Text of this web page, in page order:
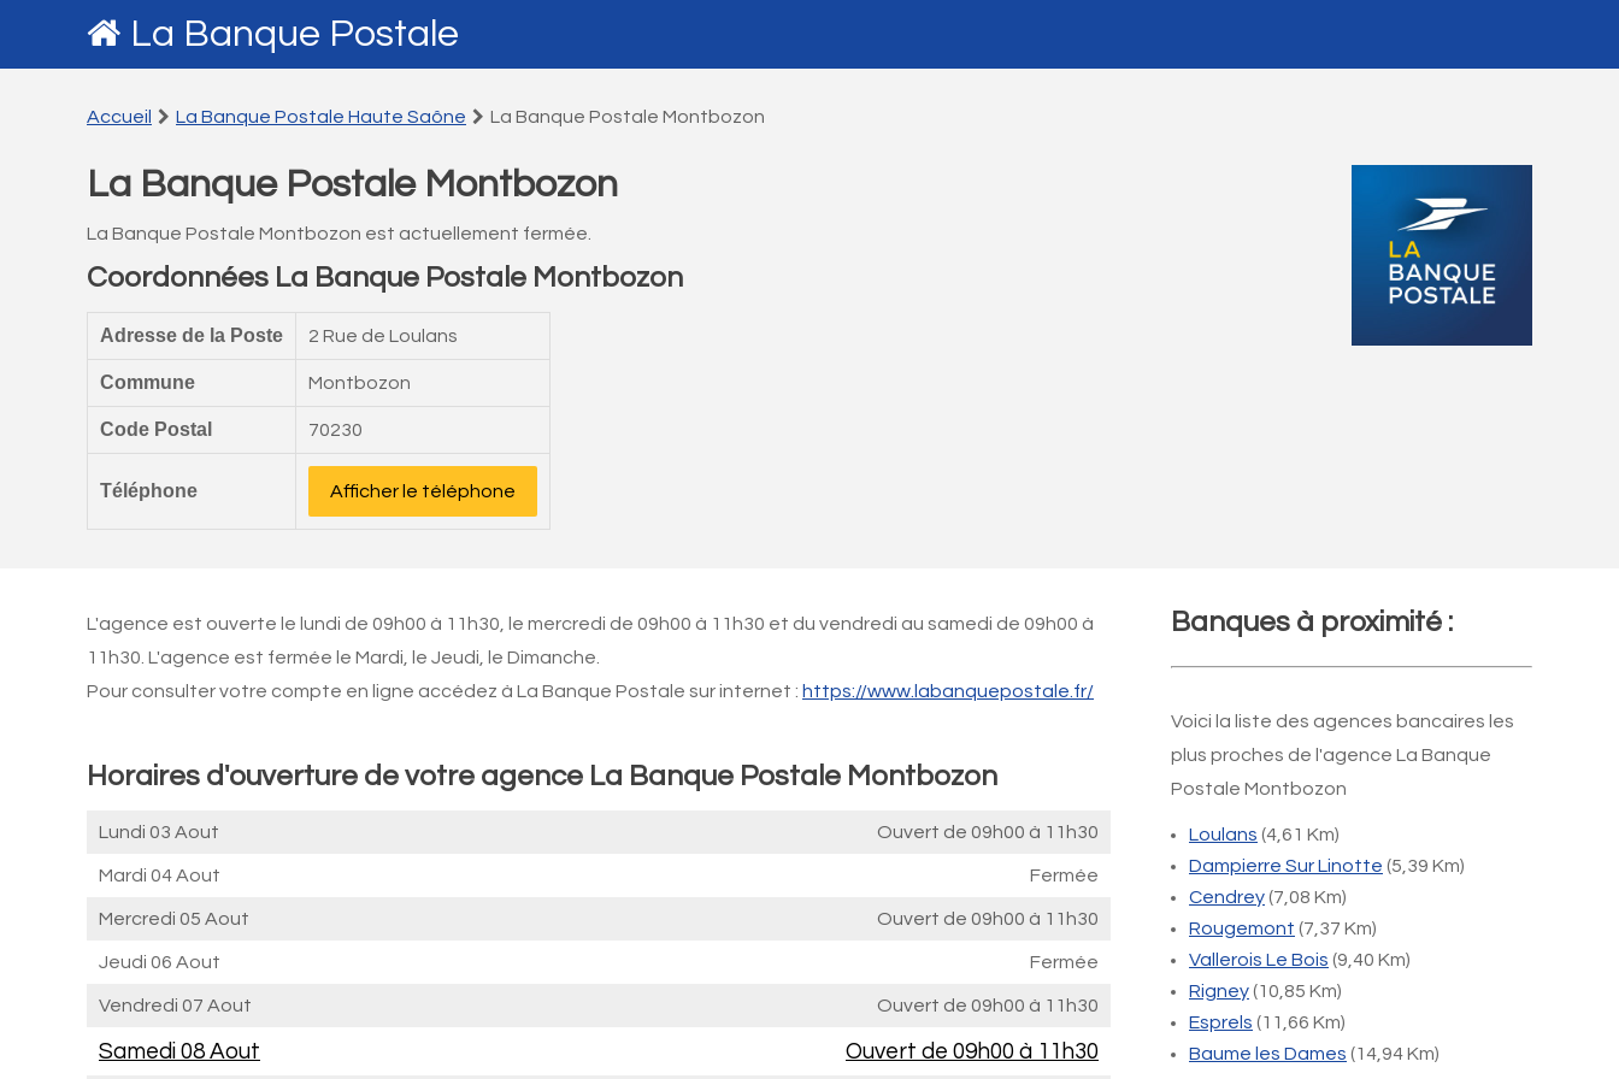
La Banque Postale
Accueil La Banque Postale Haute Saône La Banque Postale Montbozon
La Banque Postale Montbozon
La Banque Postale Montbozon est actuellement fermée.
Coordonnées La Banque Postale Montbozon
Adresse de la Poste 2 Rue de Loulans
Commune Montbozon
Code Postal 70230
Téléphone Afficher le téléphone
L'agence est ouverte le lundi de 09h00 à 11h30, le mercredi de 09h00 à 11h30 et du vendredi au samedi de 09h00 à
11h30. L'agence est fermée le Mardi, le Jeudi, le Dimanche.
Pour consulter votre compte en ligne accédez à La Banque Postale sur internet : https://www.labanquepostale.fr/
Horaires d'ouverture de votre agence La Banque Postale Montbozon
Lundi 03 Aout Ouvert de 09h00 à 11h30
Mardi 04 Aout Fermée
Mercredi 05 Aout Ouvert de 09h00 à 11h30
Jeudi 06 Aout Fermée
Vendredi 07 Aout Ouvert de 09h00 à 11h30
Samedi 08 Aout Ouvert de 09h00 à 11h30
Banques à proximité :
Voici la liste des agences bancaires les
plus proches de l'agence La Banque
Postale Montbozon
Loulans (4,61 Km)
Dampierre Sur Linotte (5,39 Km)
Cendrey(7,08 Km)
Rougemont (7,37 Km)
Vallerois Le Bois (9,40 Km)
Rigney(10,85 Km)
Esprels (11,66 Km)
Baume les Dames (14,94 Km)